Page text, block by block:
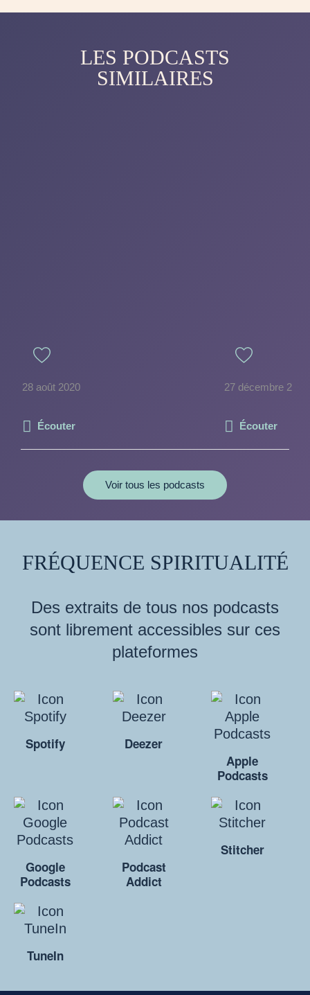
LES PODCASTS
SIMILAIRES
28 août 2020
Écouter
27 décembre 2009
Écouter
Voir tous les podcasts
FRÉQUENCE SPIRITUALITÉ
Des extraits de tous nos podcasts
sont librement accessibles sur ces
plateformes
Spotify
Deezer
Apple
Podcasts
Google
Podcasts
Podcast
Addict
Stitcher
TuneIn